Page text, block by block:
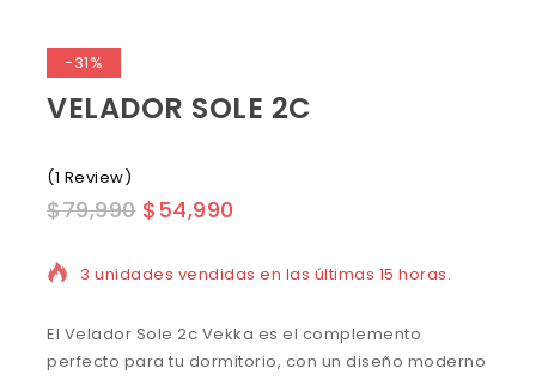
-31%
VELADOR SOLE 2C
(1 Review)
$79,990 $ 54,990
3 unidades vendidas en las últimas 15 horas.
El Velador Sole 2c Vekka es el complemento
perfecto para tu dormitorio, con un diseño moderno